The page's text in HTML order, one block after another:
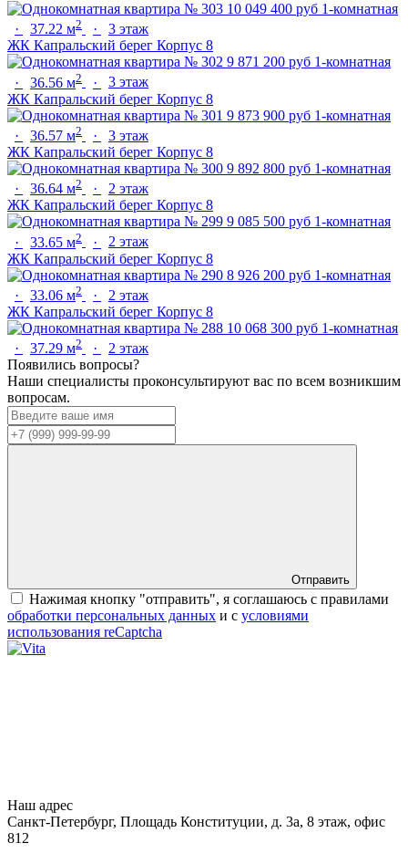
10 049 400 руб 1-комнатная
·
37.22 м2 ·
3 этаж
ЖК Капральский берег Корпус 8
9 871 200 руб 1-комнатная
·
36.56 м2 ·
3 этаж
ЖК Капральский берег Корпус 8
9 873 900 руб 1-комнатная
·
36.57 м2 ·
3 этаж
ЖК Капральский берег Корпус 8
9 892 800 руб 1-комнатная
·
36.64 м2 ·
2 этаж
ЖК Капральский берег Корпус 8
9 085 500 руб 1-комнатная
·
33.65 м2 ·
2 этаж
ЖК Капральский берег Корпус 8
8 926 200 руб 1-комнатная
·
33.06 м2 ·
2 этаж
ЖК Капральский берег Корпус 8
10 068 300 руб 1-комнатная
·
37.29 м2 ·
2 этаж
Появились вопросы?
Наши специалисты проконсультируют вас по всем возникшим
вопросам.
Отправить
Нажимая кнопку "отправить", я соглашаюсь с правилами
обработки персональных данных и с условиями
использования reCaptcha
Наш адрес
Санкт-Петербург, Площадь Конституции, д. 3а, 8 этаж, офис
812